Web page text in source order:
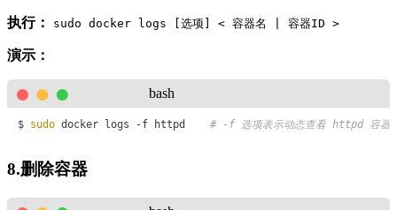
执行： sudo docker logs [选项] < 容器名 | 容器ID >
演示：
bash
$ sudo docker logs -f httpd # -f 选项表示动态查看 httpd 容器
8.删除容器